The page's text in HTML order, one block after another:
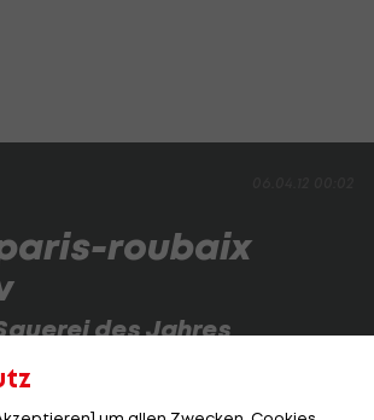
roubaix
des Jahres
voller Staub - so kommen